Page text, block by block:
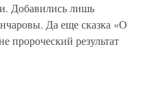
Добавились лишь
Да еще сказка «О
пророческий результат